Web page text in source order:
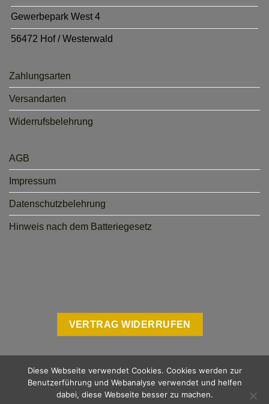
Gewerbepark West 4
56472 Hof / Westerwald
Zahlungsarten
Versandarten
Widerrufsbelehrung
AGB
Impressum
Datenschutzbelehrung
Hinweis nach dem Batteriegesetz
VERTRAG WIDERRUFEN
Diese Webseite verwendet Cookies. Cookies werden zur
Benutzerführung und Webanalyse verwendet und helfen
dabei, diese Webseite besser zu machen.